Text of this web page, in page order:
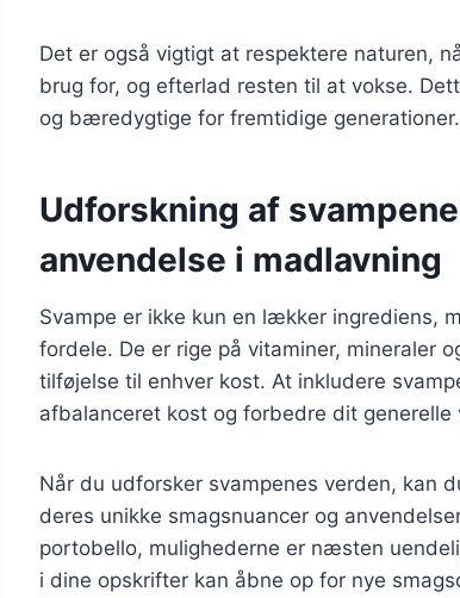
Det er også vigtigt at respektere naturen,
brug for, og efterlad resten til at vokse.
og bæredygtige for fremtidige generationer.
Udforskning af
anvendelse i madlavning
Svampe er ikke kun en lækker ingrediens,
fordele. De er rige på vitaminer, mineraler
tilføjelse til enhver kost. At inkludere
afbalanceret kost og forbedre dit
Når du udforsker svampenes verden, kan
deres unikke smagsnuancer og
portobello, mulighederne er næsten
i dine opskrifter kan åbne op for nye